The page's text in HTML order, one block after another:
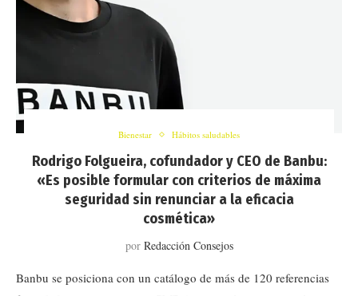
Bienestar Hábitos saludables
Rodrigo Folgueira, cofundador y CEO de Banbu:
«Es posible formular con criterios de máxima
seguridad sin renunciar a la eficacia
cosmética»
por Redacción Consejos
Banbu se posiciona con un catálogo de más de 120 referencias